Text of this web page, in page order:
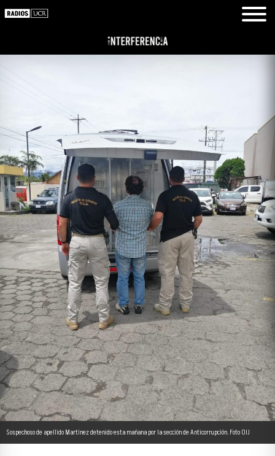
Sospechoso de apellido Martínez detenido esta mañana por la sección de Anticorrupción. Foto OIJ